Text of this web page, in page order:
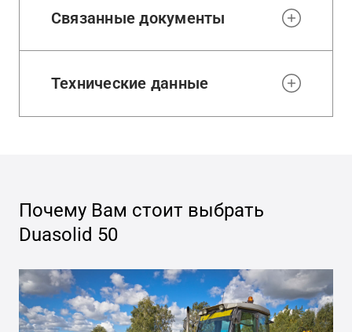
Связанные документы
Технические данные
Почему Вам стоит выбрать
Duasolid 50